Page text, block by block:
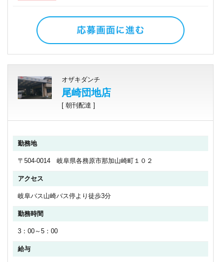
オザキダンチ
尾崎団地店
[ 朝刊配達 ]
勤務地
〒504-0014 岐阜県各務原市那加山崎町１０２
アクセス
岐阜バス山崎バス停より徒歩3分
勤務時間
3：00～5：00
給与